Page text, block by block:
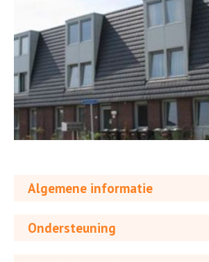
Algemene informatie
Ondersteuning